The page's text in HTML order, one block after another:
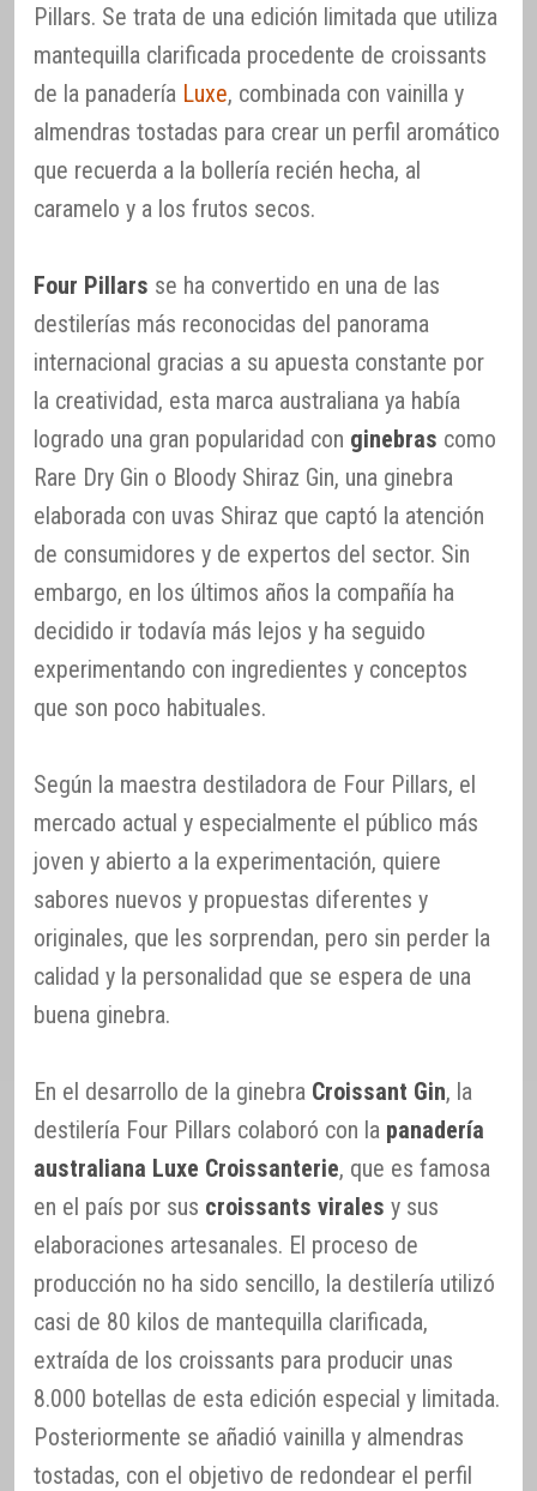
Pillars. Se trata de una edición limitada que utiliza
mantequilla clarificada procedente de croissants
de la panadería Luxe, combinada con vainilla y
almendras tostadas para crear un perfil aromático
que recuerda a la bollería recién hecha, al
caramelo y a los frutos secos.
Four Pillars se ha convertido en una de las
destilerías más reconocidas del panorama
internacional gracias a su apuesta constante por
la creatividad, esta marca australiana ya había
logrado una gran popularidad con ginebras como
Rare Dry Gin o Bloody Shiraz Gin, una ginebra
elaborada con uvas Shiraz que captó la atención
de consumidores y de expertos del sector. Sin
embargo, en los últimos años la compañía ha
decidido ir todavía más lejos y ha seguido
experimentando con ingredientes y conceptos
que son poco habituales.
Según la maestra destiladora de Four Pillars, el
mercado actual y especialmente el público más
joven y abierto a la experimentación, quiere
sabores nuevos y propuestas diferentes y
originales, que les sorprendan, pero sin perder la
calidad y la personalidad que se espera de una
buena ginebra.
En el desarrollo de la ginebra Croissant Gin, la
destilería Four Pillars colaboró con la panadería
australiana Luxe Croissanterie, que es famosa
en el país por sus croissants virales y sus
elaboraciones artesanales. El proceso de
producción no ha sido sencillo, la destilería utilizó
casi de 80 kilos de mantequilla clarificada,
extraída de los croissants para producir unas
8.000 botellas de esta edición especial y limitada.
Posteriormente se añadió vainilla y almendras
tostadas, con el objetivo de redondear el perfil